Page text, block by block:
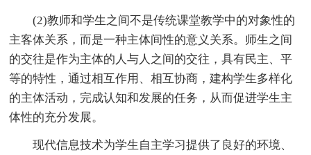
(2)教师和学生之间不是传统课堂教学中的对象性的
主客体关系，而是一种主体间性的意义关系。师生之间
的交往是作为主体的人与人之间的交往，具有民主、平
等的特性，通过相互作用、相互协商，建构学生多样化
的主体活动，完成认知和发展的任务，从而促进学生主
体性的充分发展。
现代信息技术为学生自主学习提供了良好的环境、